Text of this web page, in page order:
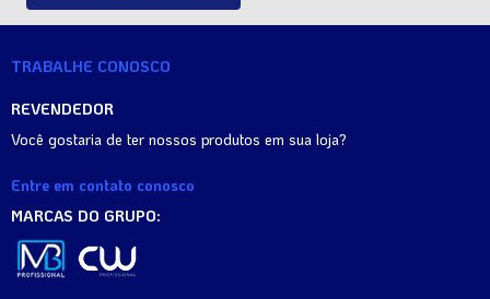
TRABALHE CONOSCO
REVENDEDOR
Você gostaria de ter nossos produtos em sua loja?
Entre em contato conosco
MARCAS DO GRUPO: